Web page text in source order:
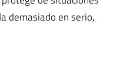
demasiado en serio,